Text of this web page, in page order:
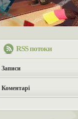
RSS потоки
Записи
Коментарі